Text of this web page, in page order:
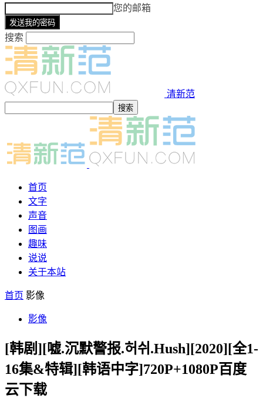
您的邮箱
搜索
清新范
首页
文字
声音
图画
趣味
说说
关于本站
首页 影像
影像
[韩剧][嘘.沉默警报.허쉬.Hush][2020][全1-
16集&特辑][韩语中字]720P+1080P百度
云下载